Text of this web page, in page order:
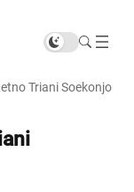
Triani Soekonjono